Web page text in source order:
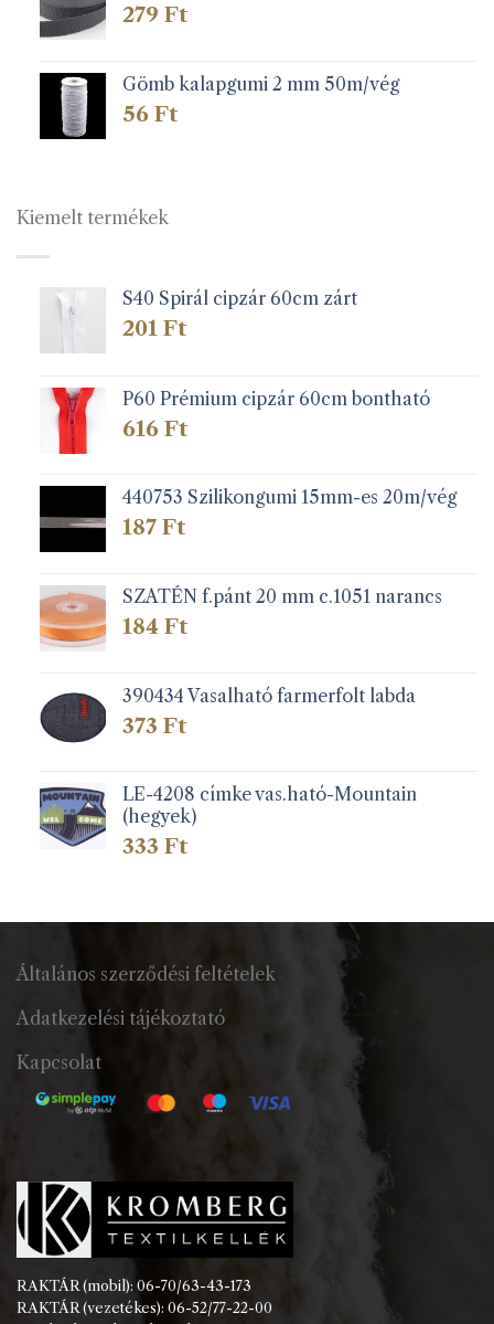
279 Ft
Gömb kalapgumi 2 mm 50m/vég
56 Ft
Kiemelt termékek
S40 Spirál cipzár 60cm zárt
201 Ft
P60 Prémium cipzár 60cm bontható
616 Ft
440753 Szilikongumi 15mm-es 20m/vég
187 Ft
SZATÉN f.pánt 20 mm c.1051 narancs
184 Ft
390434 Vasalható farmerfolt labda
373 Ft
LE-4208 címke vas.ható-Mountain
(hegyek)
333 Ft
Általános szerződési feltételek
Adatkezelési tájékoztató
Kapcsolat
RAKTÁR (mobil): 06-70/63-43-173
RAKTÁR (vezetékes): 06-52/77-22-00